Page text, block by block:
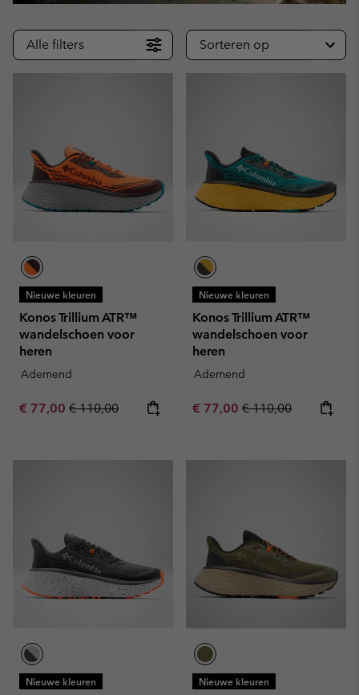
Alle filters Sorteren op
Nieuwe kleuren
Konos Trillium ATR™
wandelschoen voor
heren
Ademend
Sale price:
€ 77,00 Regular price:
€ 110,00
Nieuwe kleuren
Konos Trillium ATR™
wandelschoen voor
heren
Ademend
Sale price:
€ 77,00 Regular price:
€ 110,00
Nieuwe kleuren Nieuwe kleuren